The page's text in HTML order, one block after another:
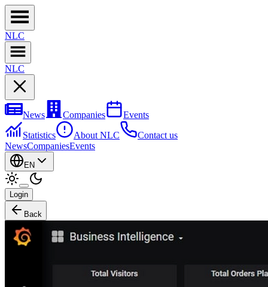
NLC
NLC
News Companies
Events
Statistics
About NLC
Contact us
NewsCompaniesEvents
EN
Login
Back